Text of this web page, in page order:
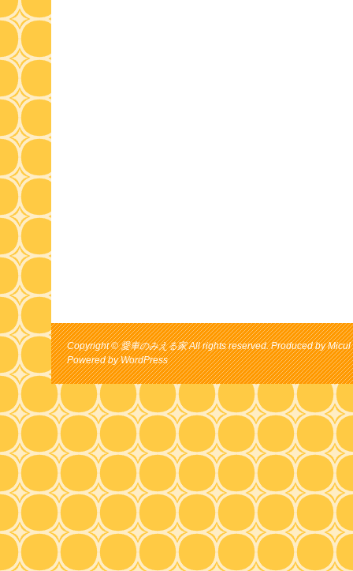
Copyright © 愛車のみえる家 All rights reserved. Produced by Micul
Powered byWordPress